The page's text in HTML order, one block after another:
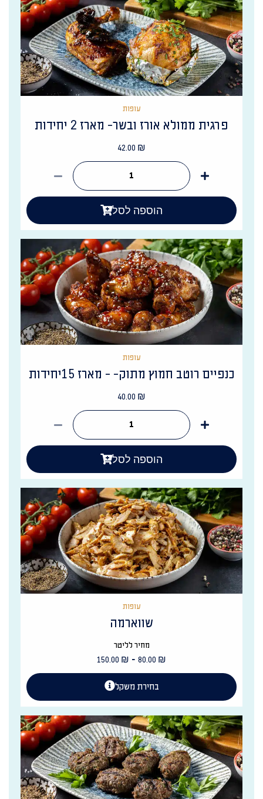
עופות
פרגית ממולא אורז ובשר- מארז 2 יחידות
42.00 ₪
הוספה לסל
עופות
כנפיים רוטב חמוץ מתוק- - מארז 15יחידות
40.00 ₪
הוספה לסל
עופות
שווארמה
מחיר לליטר
80.00 ₪
-
150.00 ₪
בחירת משקל